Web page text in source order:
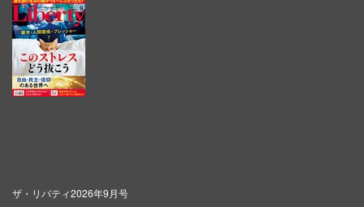
ザ・リバティ2026年9月号